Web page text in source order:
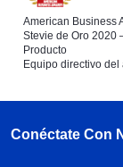
American Business
Stevie de Oro 2020
Producto
Equipo directivo del
Conéctate Con